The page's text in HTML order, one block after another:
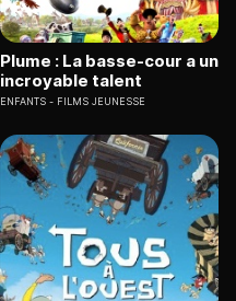
Plume : La basse-cour a un
incroyable talent
ENFANTS FILMS JEUNESSE